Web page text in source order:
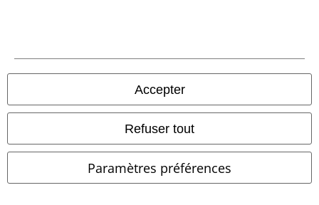
Accepter
Refuser tout
Paramètres préférences
large app
Téléchargez la nouvelle Appli large gratuitement et profitez de tous